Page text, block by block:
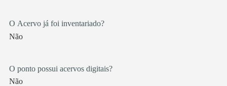
O Acervo já foi inventariado?
Não
O ponto possui acervos digitais?
Não